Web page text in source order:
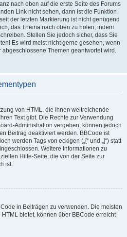
nach oben auf die erste Seite des Forums
Link nicht sehen, dann ist die Funktion
der letzten Markierung ist nicht genügend
das Thema nach oben zu holen, indem
Stellen Sie jedoch sicher, dass Sie
Es wird meist nicht gerne gesehen, wenn
Themen geantwortet wird.
von HTML, die Ihnen weitreichende
Text gibt. Die Rechte zur Verwendung
Administration vergeben, können jedoch
Beitrag deaktiviert werden. BBCode ist
werden Tags von eckigen („[“ und „]“) statt
Weitere Informationen zu
Hilfe-Seite, die von der Seite zur
ist.
in Beiträgen zu verwenden. Die meisten
bietet, können über BBCode erreicht